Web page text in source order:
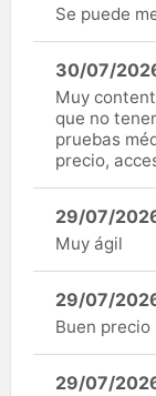
Se puede
30/07/
Muy
que no
pruebas
precio,
29/07/
Muy ágil
29/07/
Buen precio
29/07/